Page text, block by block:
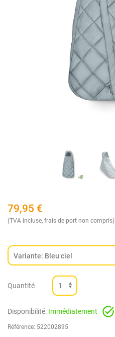
79,95 €
(TVA incluse, frais de port non compris)
Quantité
Disponibilité: Immédiatement
Référence: 522002895